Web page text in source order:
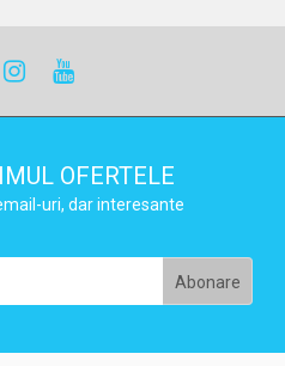
OFERTELE
uri, dar interesante